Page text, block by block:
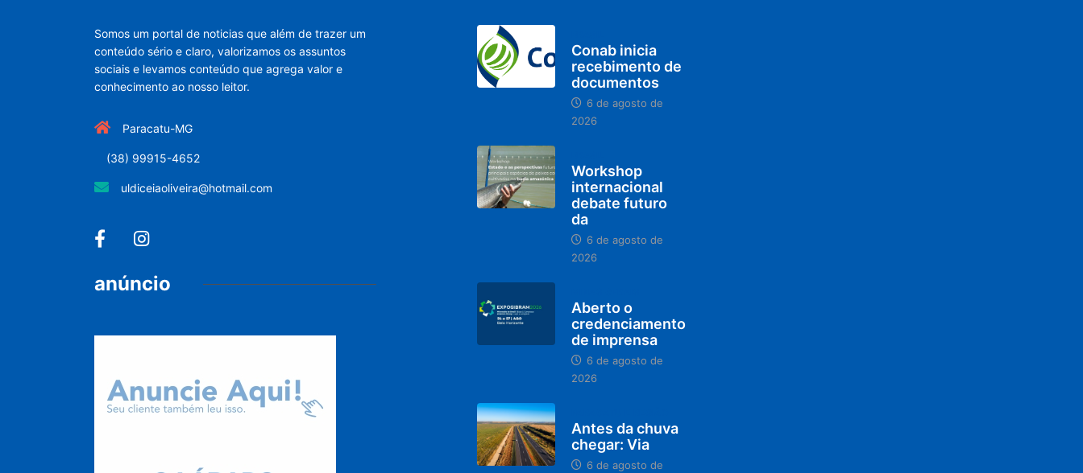
Somos um portal de noticias que além de trazer um
conteúdo sério e claro, valorizamos os assuntos
sociais e levamos conteúdo que agrega valor e
conhecimento ao nosso leitor.
Paracatu-MG
(38) 99915-4652
uldiceiaoliveira@hotmail.com
anúncio
Conab inicia
recebimento de
documentos
6 de agosto de
2026
Workshop
internacional
debate futuro
da
6 de agosto de
2026
Aberto o
credenciamento
de imprensa
6 de agosto de
2026
Antes da chuva
chegar: Via
6 de agosto de